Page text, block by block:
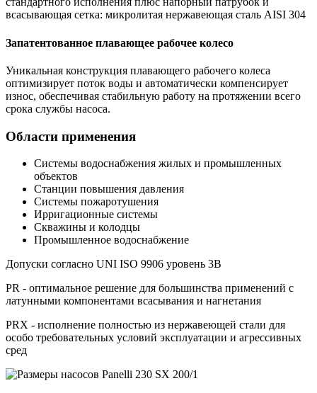
всасывающая сетка: микролитая нержавеющая сталь AISI 304
Запатентованное плавающее рабочее колесо
Уникальная конструкция плавающего рабочего колеса
оптимизирует поток воды и автоматически компенсирует
износ, обеспечивая стабильную работу на протяжении всего
срока службы насоса.
Области применения
Системы водоснабжения жилых и промышленных
объектов
Станции повышения давления
Системы пожаротушения
Ирригационные системы
Скважины и колодцы
Промышленное водоснабжение
Допуски согласно UNI ISO 9906 уровень 3B
PR - оптимальное решение для большинства применений с
латунными компонентами всасывания и нагнетания
PRX - исполнение полностью из нержавеющей стали для
особо требовательных условий эксплуатации и агрессивных
сред